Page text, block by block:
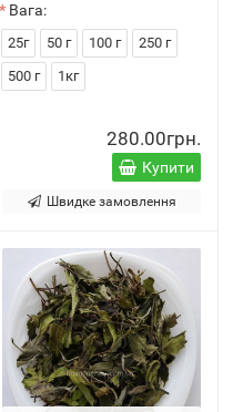
Вага:
25г 50 г 100 г
250 г
500 г
1кг
280.00грн.
Купити
Швидке замовлення